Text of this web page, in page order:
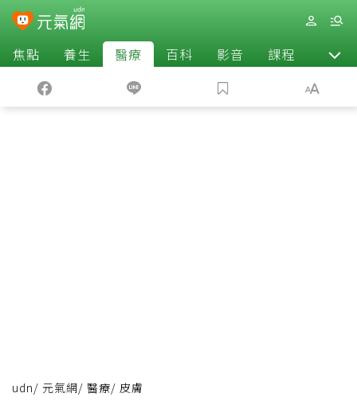
焦點 養生 醫療 百科 影音 課程 退休
udn/ 元氣網/ 醫療/ 皮膚